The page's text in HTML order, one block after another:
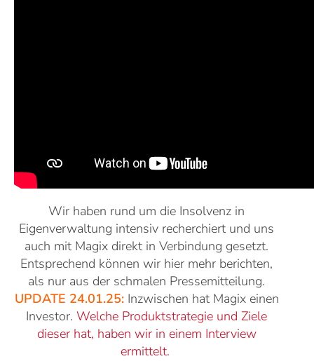
Wir haben rund um die Insolvenz in
Eigenverwaltung intensiv recherchiert und uns
auch mit Magix direkt in Verbindung gesetzt.
Entsprechend können wir hier mehr berichten,
als nur aus der schmalen Pressemitteilung.
UPDATE 24.01.25:Inzwischen hat Magix einen
Investor. Welche Produktstrategie und Ziele
dieser hat, haben wir in einem Interview
ermittelt.